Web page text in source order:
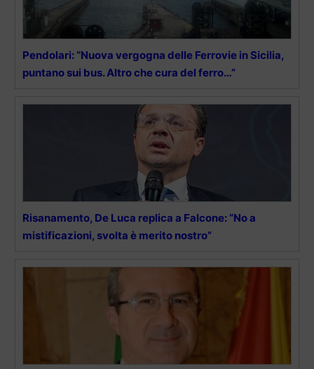
Pendolari: “Nuova vergogna delle Ferrovie in Sicilia,
puntano sui bus. Altro che cura del ferro…”
Risanamento, De Luca replica a Falcone: “No a
mistificazioni, svolta è merito nostro”